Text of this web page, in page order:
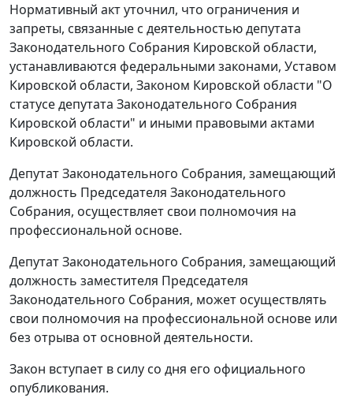
Нормативный акт уточнил, что ограничения и
запреты, связанные с деятельностью депутата
Законодательного Собрания Кировской области,
устанавливаются федеральными законами, Уставом
Кировской области, Законом Кировской области "О
статусе депутата Законодательного Собрания
Кировской области" и иными правовыми актами
Кировской области.
Депутат Законодательного Собрания, замещающий
должность Председателя Законодательного
Собрания, осуществляет свои полномочия на
профессиональной основе.
Депутат Законодательного Собрания, замещающий
должность заместителя Председателя
Законодательного Собрания, может осуществлять
свои полномочия на профессиональной основе или
без отрыва от основной деятельности.
Закон вступает в силу со дня его официального
опубликования.